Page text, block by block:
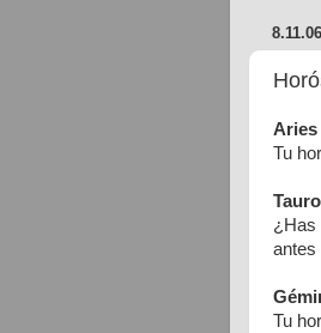
8.11.06
Aries
Tu
Tauro
¿Has
antes
Tu